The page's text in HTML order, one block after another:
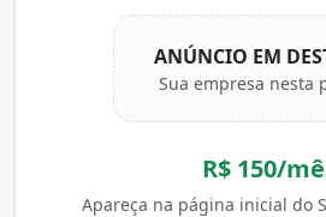
ANÚNCIO EM
Sua empresa nesta
R$ 150/
Apareça na página inicial do